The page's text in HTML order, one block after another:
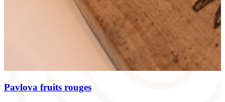
Pavlova fruits rouges